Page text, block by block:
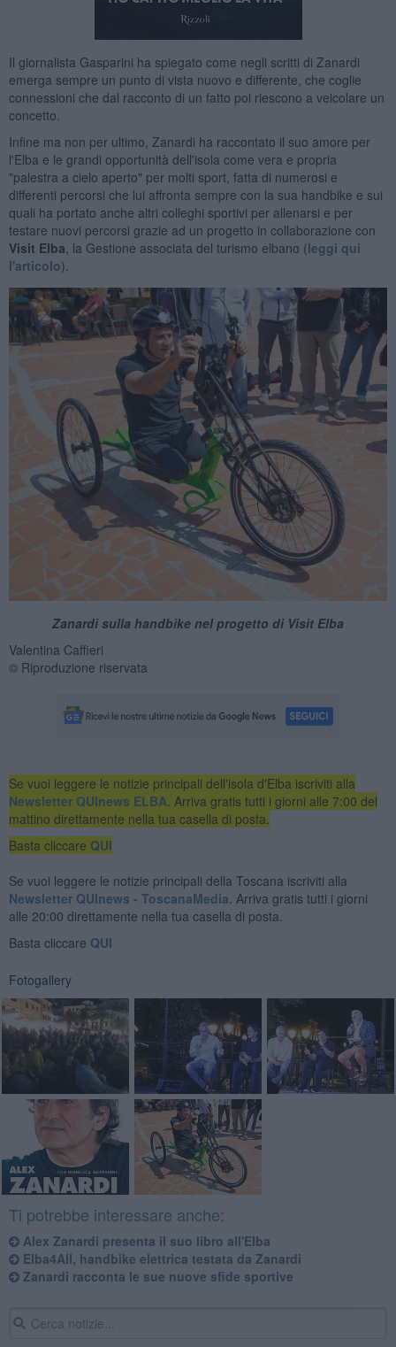
Il giornalista Gasparini ha spiegato come negli scritti di Zanardi
emerga sempre un punto di vista nuovo e differente, che coglie
connessioni che dal racconto di un fatto poi riescono a veicolare un
concetto.
Infine ma non per ultimo, Zanardi ha raccontato il suo amore per
l'Elba e le grandi opportunità dell'isola come vera e propria
"palestra a cielo aperto" per molti sport, fatta di numerosi e
differenti percorsi che lui affronta sempre con la sua handbike e sui
quali ha portato anche altri colleghi sportivi per allenarsi e per
testare nuovi percorsi grazie ad un progetto in collaborazione con
Visit Elba, la Gestione associata del turismo elbano (leggi qui
l'articolo).
Zanardi sulla handbike nel progetto di Visit Elba
Valentina Caffieri
© Riproduzione riservata
Se vuoi leggere le notizie principali dell'isola d'Elba iscriviti alla
Newsletter QUInews ELBA. Arriva gratis tutti i giorni alle 7:00 del
mattino direttamente nella tua casella di posta.
Basta cliccare QUI
Se vuoi leggere le notizie principali della Toscana iscriviti alla
Newsletter QUInews - ToscanaMedia. Arriva gratis tutti i giorni
alle 20:00 direttamente nella tua casella di posta.
Basta cliccare QUI
Fotogallery
Ti potrebbe interessare anche:
Alex Zanardi presenta il suo libro all'Elba
Elba4All, handbike elettrica testata da Zanardi
Zanardi racconta le sue nuove sfide sportive